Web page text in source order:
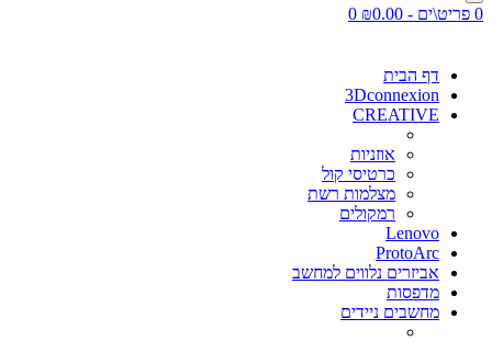
0 פריט\ים - ₪0.00 0
דף הבית
3Dconnexion
CREATIVE
אוזניות
כרטיסי קול
מצלמות רשת
רמקולים
Lenovo
ProtoArc
אביזרים נלווים למחשב
מדפסות
מחשבים ניידים